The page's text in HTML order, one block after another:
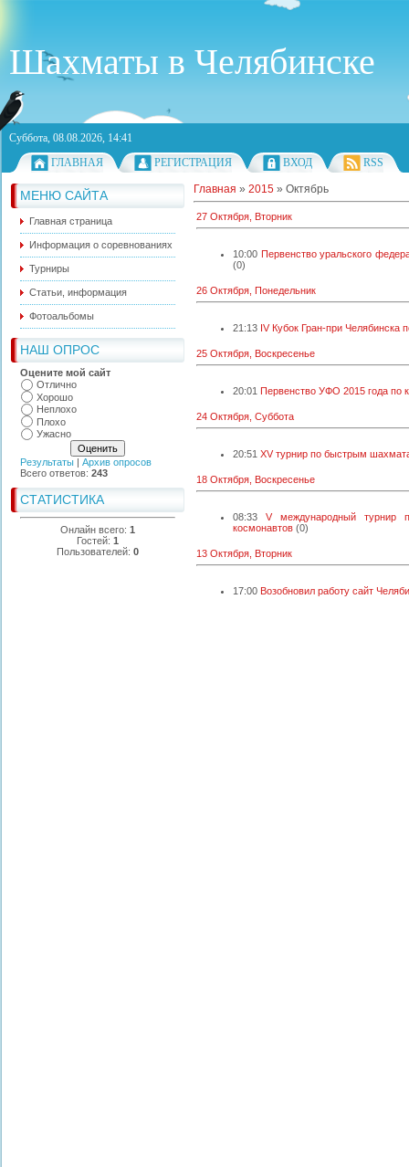
Шахматы в Челябинске
Суббота, 08.08.2026, 14:41
ГЛАВНАЯ
РЕГИСТРАЦИЯ ВХОД RSS
МЕНЮ САЙТА
Главная страница
Информация о соревнованиях
Турниры
Статьи, информация
Фотоальбомы
НАШ ОПРОС
Оцените мой сайт
Отлично
Хорошо
Неплохо
Плохо
Ужасно
Результаты | Архив опросов
Всего ответов: 243
СТАТИСТИКА
Онлайн всего: 1
Гостей: 1
Пользователей: 0
Главная » 2015 » Октябрь
27 Октября, Вторник
10:00 Первенство уральского
(0)
26 Октября, Понедельник
21:13 IV Кубок Гран-при
25 Октября, Воскресенье
20:01 Первенство УФО 2015 года по
24 Октября, Суббота
20:51 XV турнир по быстрым
18 Октября, Воскресенье
08:33
V международный турнир
космонавтов (0)
13 Октября, Вторник
17:00 Возобновил работу сайт